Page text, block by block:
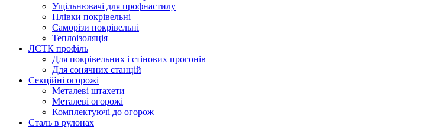
Ущільнювачі для профнастилу
Плівки покрівельні
Саморізи покрівельні
Теплоізоляція
ЛСТК профіль
Для покрівельних і стінових прогонів
Для сонячних станцій
Секційні огорожі
Металеві штахети
Металеві огорожі
Комплектуючі до огорож
Сталь в рулонах